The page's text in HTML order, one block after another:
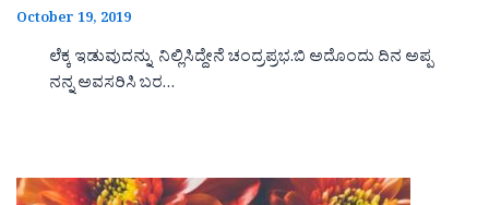
October 19, 2019
ಲೆಕ್ಕ ಇಡುವುದನ್ನು ನಿಲ್ಲಿಸಿದ್ದೇನೆ ಚಂದ್ರಪ್ರಭ.ಬಿ ಅದೊಂದು ದಿನ ಅಪ್ಪ
ನನ್ನ ಅವಸರಿಸಿ ಬರ…